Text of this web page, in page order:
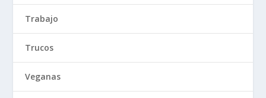
Trabajo
Trucos
Veganas